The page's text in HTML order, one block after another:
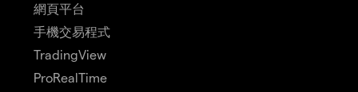
網頁平台
手機交易程式
TradingView
ProRealTime